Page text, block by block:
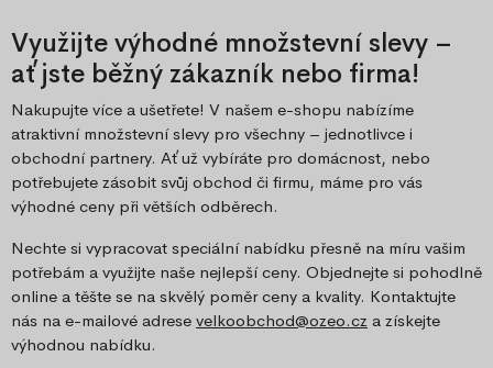
Využijte výhodné množstevní slevy –
ať jste běžný zákazník nebo firma!
Nakupujte více a ušetřete! V našem e-shopu nabízíme
atraktivní množstevní slevy pro všechny – jednotlivce i
obchodní partnery. Ať už vybíráte pro domácnost, nebo
potřebujete zásobit svůj obchod či firmu, máme pro vás
výhodné ceny při větších odběrech.
Nechte si vypracovat speciální nabídku přesně na míru vašim
potřebám a využijte naše nejlepší ceny. Objednejte si pohodlně
online a těšte se na skvělý poměr ceny a kvality. Kontaktujte
nás na e-mailové adrese velkoobchod@ozeo.cz a získejte
výhodnou nabídku.